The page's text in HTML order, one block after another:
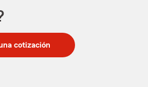
cotización